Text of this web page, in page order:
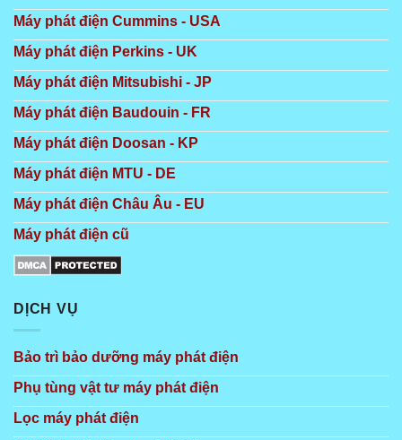
Máy phát điện Cummins - USA
Máy phát điện Perkins - UK
Máy phát điện Mitsubishi - JP
Máy phát điện Baudouin - FR
Máy phát điện Doosan - KP
Máy phát điện MTU - DE
Máy phát điện Châu Âu - EU
Máy phát điện cũ
DỊCH VỤ
Bảo trì bảo dưỡng máy phát điện
Phụ tùng vật tư máy phát điện
Lọc máy phát điện